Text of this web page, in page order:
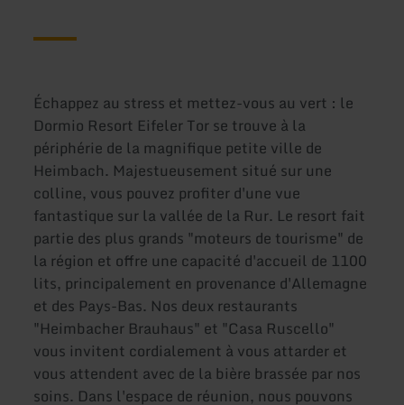
Échappez au stress et mettez-vous au vert : le
Dormio Resort Eifeler Tor se trouve à la
périphérie de la magnifique petite ville de
Heimbach. Majestueusement situé sur une
colline, vous pouvez profiter d'une vue
fantastique sur la vallée de la Rur. Le resort fait
partie des plus grands "moteurs de tourisme" de
la région et offre une capacité d'accueil de 1100
lits, principalement en provenance d'Allemagne
et des Pays-Bas. Nos deux restaurants
"Heimbacher Brauhaus" et "Casa Ruscello"
vous invitent cordialement à vous attarder et
vous attendent avec de la bière brassée par nos
soins. Dans l'espace de réunion, nous pouvons